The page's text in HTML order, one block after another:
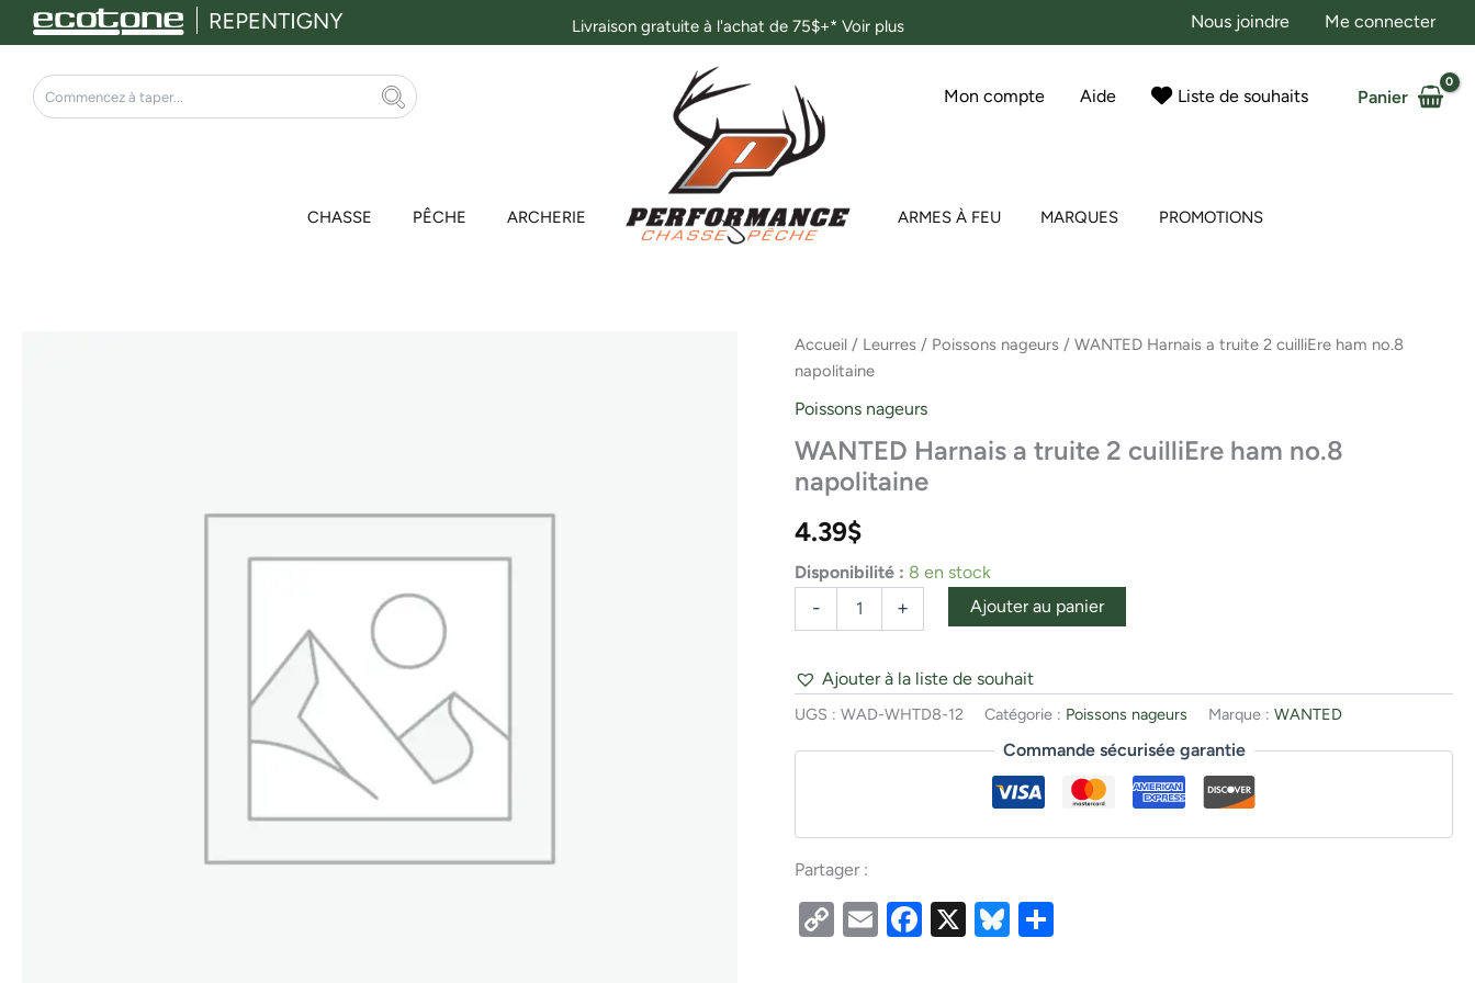
Aller
au
contenu
Livraison gratuite à l'achat de 75$+* Voir plus Nous joindre Me connecter
Rechercher
Mon compte Aide Liste de souhaits Panier
CHASSE PÊCHE ARCHERIE ARMES À FEU MARQUES PROMOTIONS
Accueil / Leurres / Poissons nageurs / WANTED Harnais a truite 2 cuilliEre ham no.8
napolitaine
Poissons nageurs
WANTED Harnais a truite 2 cuilliEre ham no.8
napolitaine
4.39$
Disponibilité : 8 en stock
-
quantité
WANTED
Harnais
truite
2
cuilliEre
no.8
+ Ajouter au panier
Ajouter à la liste de souhait
UGS :WAD-WHTD8-12 Catégorie : Poissons nageurs Marque :WANTED
Commande sécurisée garantie
Partager :
CopyEmailFacebook
X Bluesky